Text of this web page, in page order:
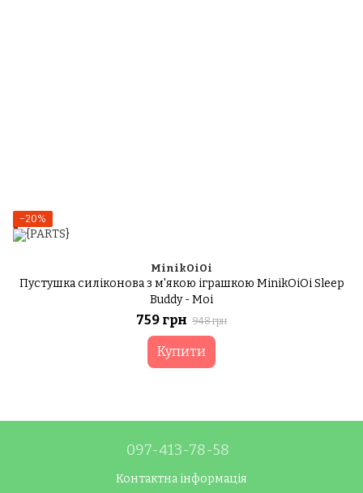
−20%
MinikOiOi
Пустушка силіконова з м'якою іграшкою MinikOiOi Sleep
Buddy - Moi
759 грн 948 грн
Купити
097-413-78-58
Контактна інформація